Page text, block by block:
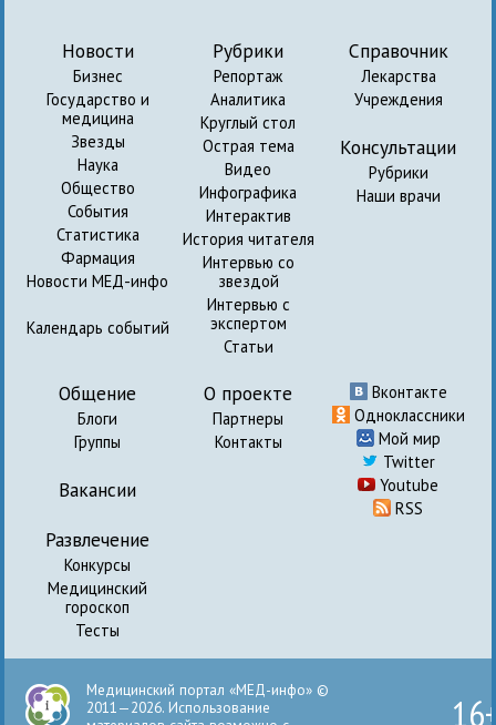
Новости
Бизнес
Государство и
медицина
Звезды
Наука
Общество
События
Статистика
Фармация
Новости МЕД-инфо
Календарь событий
Рубрики
Репортаж
Аналитика
Круглый стол
Острая тема
Видео
Инфографика
Интерактив
История читателя
Интервью со
звездой
Интервью с
экспертом
Статьи
Справочник
Лекарства
Учреждения
Консультации
Рубрики
Наши врачи
Общение
Блоги
Группы
Вакансии
Развлечение
Конкурсы
Медицинский
гороскоп
Тесты
О проекте
Партнеры
Контакты
Вконтакте
Одноклассники
Мой мир
Twitter
Youtube
RSS
Медицинский портал «МЕД-инфо» ©
2011—2026. Использование